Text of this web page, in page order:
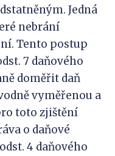
Jedná
nebrání
Tento postup
7 daňového
doměřit daň
vyměřenou a
toto zjištění
o daňové
4 daňového